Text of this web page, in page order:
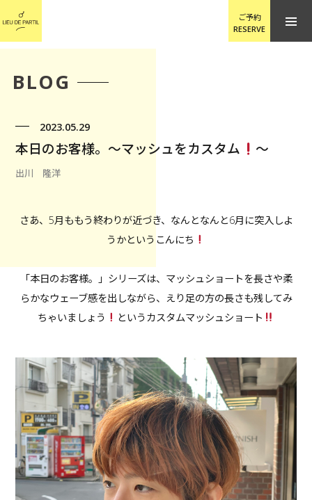
ご予約
RESERVE
BLOG
2023.05.29
本日のお客様。〜マッシュをカスタム 〜
出川 隆洋
さあ、5月ももう終わりが近づき、なんとなんと6月に突入しよ
うかというこんにち
「本日のお客様。」シリーズは、マッシュショートを長さや柔
らかなウェーブ感を出しながら、えり足の方の長さも残してみ
ちゃいましょう
というカスタムマッシュショート